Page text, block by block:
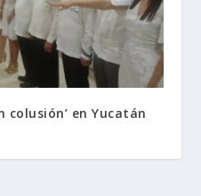
colusión’ en Yucatán